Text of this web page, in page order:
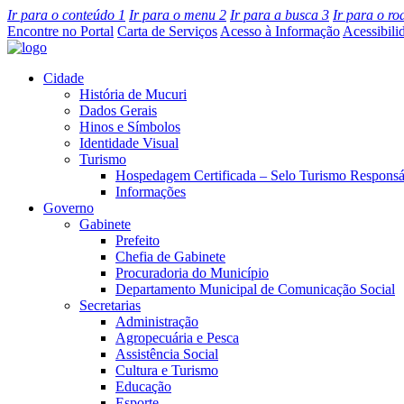
Ir para o conteúdo 1 Ir para o menu 2 Ir para a busca 3 Ir para o
Encontre no Portal Carta de Serviços Acesso à Informação
Cidade
História de Mucuri
Dados Gerais
Hinos e Símbolos
Identidade Visual
Turismo
Hospedagem Certificada – Selo Turismo
Informações
Governo
Gabinete
Prefeito
Chefia de Gabinete
Procuradoria do Município
Departamento Municipal de Comunicação Social
Secretarias
Administração
Agropecuária e Pesca
Assistência Social
Cultura e Turismo
Educação